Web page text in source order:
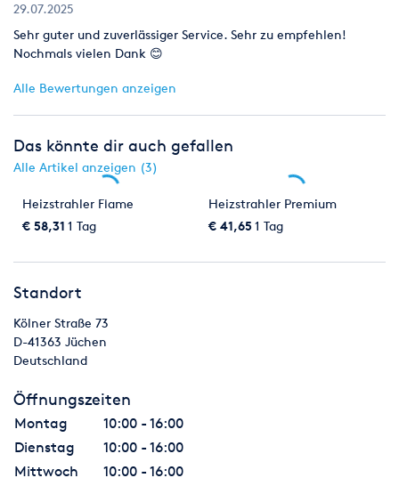
29.07.2025
Sehr guter und zuverlässiger Service. Sehr zu empfehlen!
Nochmals vielen Dank 😊
Alle Bewertungen anzeigen
Das könnte dir auch gefallen
Alle Artikel anzeigen (3)
Heizstrahler Flame
€ 58,31 1 Tag
Heizstrahler Premium
€ 41,651 Tag
Standort
Kölner Straße 73
D-41363 Jüchen
Deutschland
Öffnungszeiten
Montag
10:00 - 16:00
Dienstag
10:00 - 16:00
Mittwoch
10:00 - 16:00